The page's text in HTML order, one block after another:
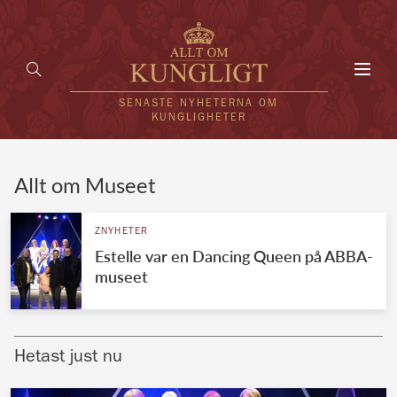
SENASTE NYHETERNA OM
KUNGLIGHETER
UTLÄNDSKT
VÄRLDENS KUNGAHUS
Brittiska kungahuset
Allt om Museet
ZNYHETER
Estelle var en Dancing Queen på ABBA-
museet
Hetast just nu